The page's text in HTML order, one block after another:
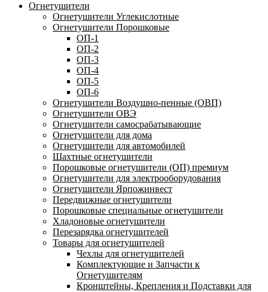
Огнетушители
Огнетушители Углекислотные
Огнетушители Порошковые
ОП-1
ОП-2
ОП-3
ОП-4
ОП-5
ОП-6
Огнетушители Воздушно-пенные (ОВП)
Огнетушители ОВЭ
Огнетушители самосрабатывающие
Огнетушители для дома
Огнетушители для автомобилей
Шахтные огнетушители
Порошковые огнетушители (ОП) премиум
Огнетушители для электрооборудования
Огнетушители Ярпожинвест
Передвижные огнетушители
Порошковые специальные огнетушители
Хладоновые огнетушители
Перезарядка огнетушителей
Товары для огнетушителей
Чехлы для огнетушителей
Комплектующие и Запчасти к
Огнетушителям
Кронштейны, Крепления и Подставки для